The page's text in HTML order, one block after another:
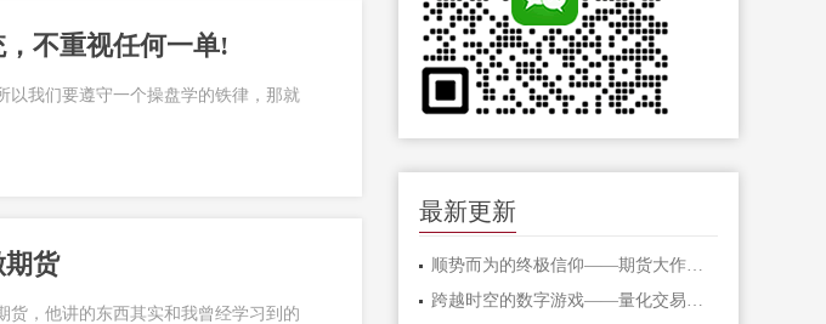
不重视任何一单!
以我们要遵守一个操盘学的铁律，那就
期货
货，他讲的东西其实和我曾经学习到的
最新更新
顺势而为的终极信仰——期货大作手的修
跨越时空的数字游戏——量化交易在期货